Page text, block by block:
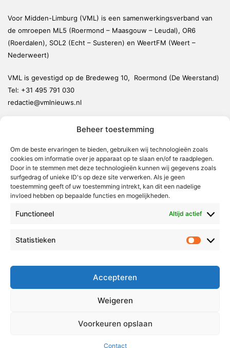
Beheer toestemming
Om de beste ervaringen te bieden, gebruiken wij technologieën zoals
cookies om informatie over je apparaat op te slaan en/of te raadplegen.
Door in te stemmen met deze technologieën kunnen wij gegevens zoals
surfgedrag of unieke ID's op deze site verwerken. Als je geen
toestemming geeft of uw toestemming intrekt, kan dit een nadelige
invloed hebben op bepaalde functies en mogelijkheden.
Functioneel Altijd actief
Statistieken
Accepteren
Weigeren
Voorkeuren opslaan
Contact
Voor Midden-Limburg (VML) is een samenwerkingsverband van
de omroepen ML5 (Roermond – Maasgouw – Leudal), OR6
(Roerdalen), SOL2 (Echt – Susteren) en WeertFM (Weert –
Nederweert)
VML is gevestigd op de Bredeweg 10, Roermond (De Weerstand)
Tel: +31 495 791 030
redactie@vmlnieuws.nl
Leudal
Maasgouw
Echt-Susteren
Radio & TV